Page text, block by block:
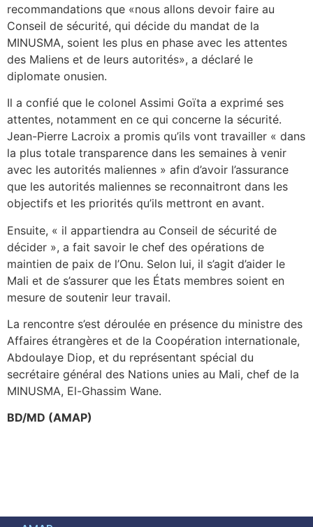
recommandations que «nous allons devoir faire au
Conseil de sécurité, qui décide du mandat de la
MINUSMA, soient les plus en phase avec les attentes
des Maliens et de leurs autorités», a déclaré le
diplomate onusien.
Il a confié que le colonel Assimi Goïta a exprimé ses
attentes, notamment en ce qui concerne la sécurité.
Jean-Pierre Lacroix a promis qu’ils vont travailler « dans
la plus totale transparence dans les semaines à venir
avec les autorités maliennes » afin d’avoir l’assurance
que les autorités maliennes se reconnaitront dans les
objectifs et les priorités qu’ils mettront en avant.
Ensuite, « il appartiendra au Conseil de sécurité de
décider », a fait savoir le chef des opérations de
maintien de paix de l’Onu. Selon lui, il s’agit d’aider le
Mali et de s’assurer que les États membres soient en
mesure de soutenir leur travail.
La rencontre s’est déroulée en présence du ministre des
Affaires étrangères et de la Coopération internationale,
Abdoulaye Diop, et du représentant spécial du
secrétaire général des Nations unies au Mali, chef de la
MINUSMA, El-Ghassim Wane.
BD/MD (AMAP)